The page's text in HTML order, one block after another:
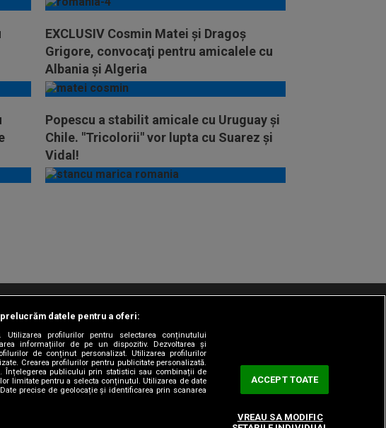
EXCLUSIV Cosmin Matei şi Dragoş
Grigore, convocaţi pentru amicalele cu
Albania şi Algeria
Popescu a stabilit amicale cu Uruguay și
Chile. "Tricolorii" vor lupta cu Suarez și
Vidal!
Sport Contact/Info Codul etic
datele pentru a oferi:
Utilizarea profilurilor pentru selectarea conținutului
informațiilor de pe un dispozitiv. Dezvoltarea și
de conținut personalizat. Utilizarea profilurilor
Crearea profilurilor pentru publicitate personalizată.
Înțelegerea publicului prin statistici sau combinații de
limitate pentru a selecta conținutul. Utilizarea de date
precise de geolocație și identificarea prin scanarea
ACCEPT TOATE
VREAU SA MODIFIC